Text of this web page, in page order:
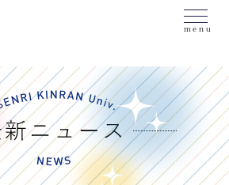
menu